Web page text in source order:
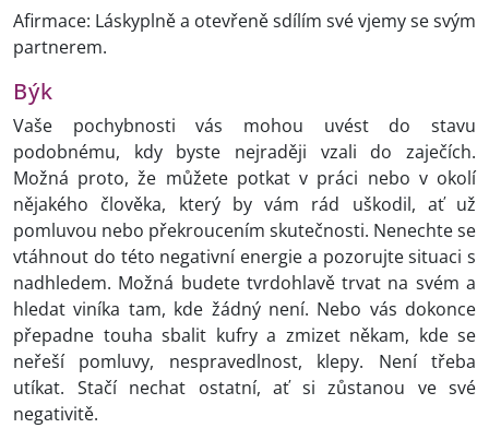
Afirmace: Láskyplně a otevřeně sdílím své vjemy se svým
partnerem.
Býk
Vaše pochybnosti vás mohou uvést do stavu
podobnému, kdy byste nejraději vzali do zaječích.
Možná proto, že můžete potkat v práci nebo v okolí
nějakého člověka, který by vám rád uškodil, ať už
pomluvou nebo překroucením skutečnosti. Nenechte se
vtáhnout do této negativní energie a pozorujte situaci s
nadhledem. Možná budete tvrdohlavě trvat na svém a
hledat viníka tam, kde žádný není. Nebo vás dokonce
přepadne touha sbalit kufry a zmizet někam, kde se
neřeší pomluvy, nespravedlnost, klepy. Není třeba
utíkat. Stačí nechat ostatní, ať si zůstanou ve své
negativitě.